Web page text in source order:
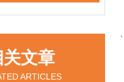
关文章
ARTICLES